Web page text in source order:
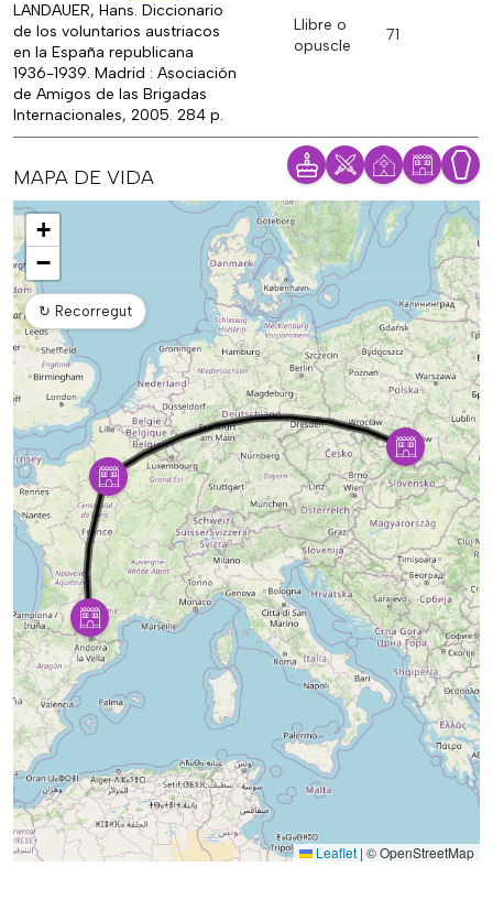
LANDAUER, Hans. Diccionario
de los voluntarios austriacos
en la España republicana
1936-1939. Madrid : Asociación
de Amigos de las Brigadas
Internacionales, 2005. 284 p.
Llibre o
opuscle
71
MAPA DE VIDA
Mapa
+
−
↻ Recorregut
Leaflet | © OpenStreetMap